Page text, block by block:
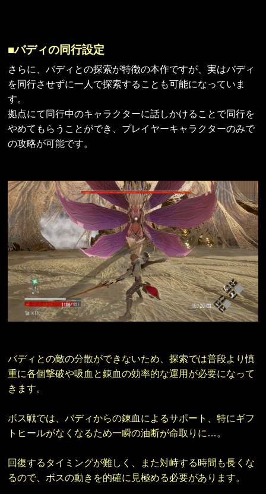
■バディの同行設定
さらに、バディとの探索が特徴の本作ですが、実はバディ
を同行させずに一人で探索することも可能になっていま
す。
拠点にて同行中のキャラクターに話しかけることで同行を
やめてもらうことができ、プレイヤーキャラクターのみで
の攻略が可能です。
バディとの敵の分散ができないため、探索では普段より慎
重に各個撃破や吸血と錬血の効率的な運用が必要になって
きます。
ボス戦では、バディからの錬血によるサポート、特にギフ
トヒールがなくなるため一瞬の油断が命取りに…。
回復するタイミングが難しく、また対峙する時間も長くな
るので、ボスの動きを的確に見極める必要があります。